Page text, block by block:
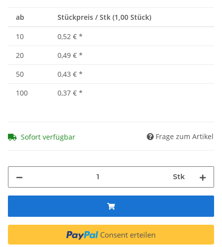
ab Stückpreis / Stk (1,00 Stück)
10 0,52 € *
20
0,49 € *
50
0,43 € *
100
0,37 € *
Sofort verfügbar Frage zum Artikel
Stk
Consent erteilen